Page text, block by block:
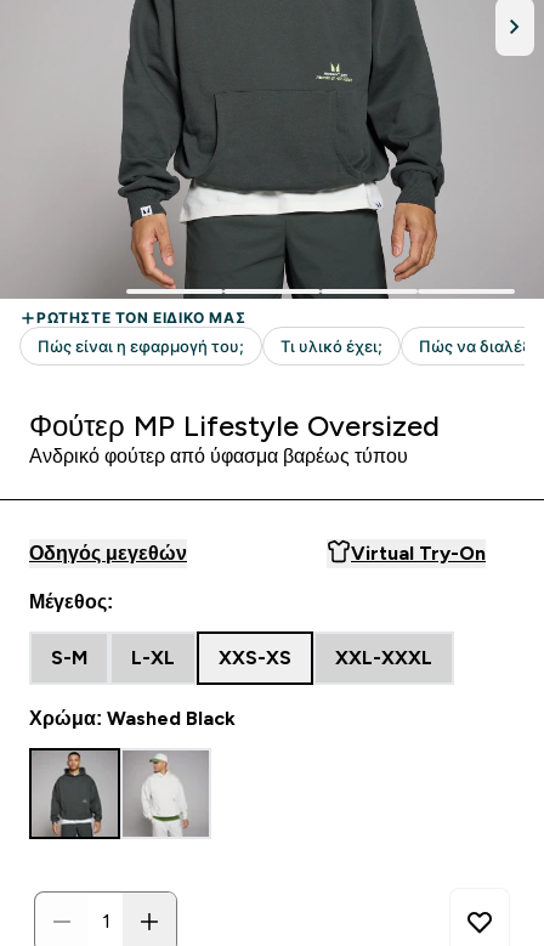
Φούτερ MP Lifestyle Oversized
Ανδρικό φούτερ από ύφασμα βαρέως τύπου
Οδηγός μεγεθών Virtual Try-On
Μέγεθος:
S-M L-XL XXS-XS XXL-XXXL
Χρώμα: Washed Black